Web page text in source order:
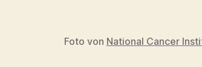
Foto von National Cancer